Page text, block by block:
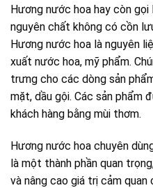
Hương nước hoa hay còn
nguyên chất không có cồn
Hương nước hoa là nguyên
xuất nước hoa, mỹ phẩm.
trưng cho các dòng sản
mặt, dầu gội. Các sản phẩm
khách hàng bằng mùi thơm.
Hương nước hoa chuyên
là một thành phần quan
và nâng cao giá trị cảm